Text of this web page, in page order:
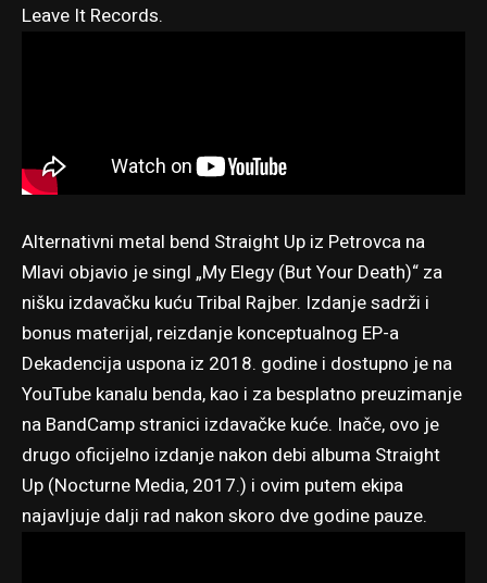
Leave It Records.
Alternativni metal bend Straight Up iz Petrovca na
Mlavi objavio je singl „My Elegy (But Your Death)“ za
nišku izdavačku kuću Tribal Rajber. Izdanje sadrži i
bonus materijal, reizdanje konceptualnog EP-a
Dekadencija uspona iz 2018. godine i dostupno je na
YouTube kanalu benda, kao i za besplatno preuzimanje
na BandCamp stranici izdavačke kuće. Inače, ovo je
drugo oficijelno izdanje nakon debi albuma Straight
Up (Nocturne Media, 2017.) i ovim putem ekipa
najavljuje dalji rad nakon skoro dve godine pauze.